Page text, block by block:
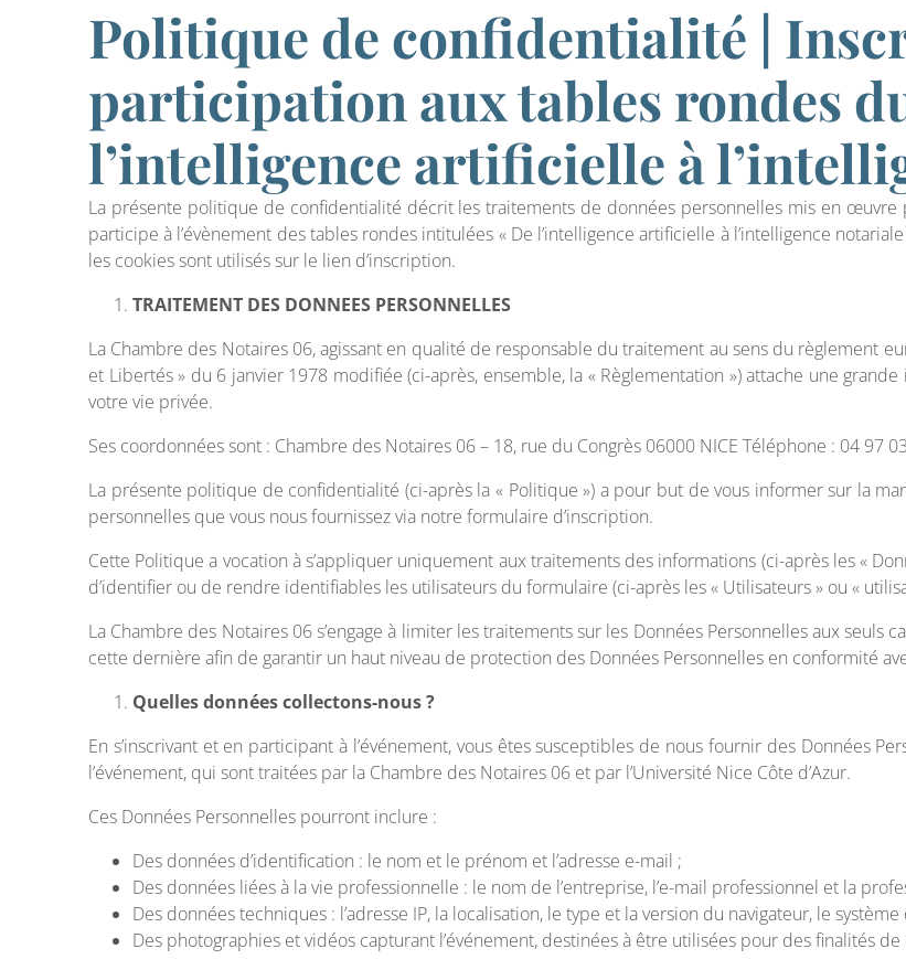
Politique de confidentialité |
participation aux tables rondes
l’intelligence artificielle à
La présente politique de confidentialité décrit les traitements de données personnelles mis en œuvre
participe à l’évènement des tables rondes intitulées « De l’intelligence artificielle à l’intelligence
les cookies sont utilisés sur le lien d’inscription.
TRAITEMENT DES DONNEES PERSONNELLES
La Chambre des Notaires 06, agissant en qualité de responsable du traitement au sens du règlement
et Libertés » du 6 janvier 1978 modifiée (ci-après, ensemble, la « Règlementation ») attache une
votre vie privée.
Ses coordonnées sont : Chambre des Notaires 06 – 18, rue du Congrès 06000 NICE Téléphone : 04 97
La présente politique de confidentialité (ci-après la « Politique ») a pour but de vous informer sur la
personnelles que vous nous fournissez via notre formulaire d’inscription.
Cette Politique a vocation à s’appliquer uniquement aux traitements des informations (ci-après les «
d’identifier ou de rendre identifiables les utilisateurs du formulaire (ci-après les « Utilisateurs » ou «
La Chambre des Notaires 06 s’engage à limiter les traitements sur les Données Personnelles aux
cette dernière afin de garantir un haut niveau de protection des Données Personnelles en conformité
Quelles données collectons-nous ?
En s’inscrivant et en participant à l’événement, vous êtes susceptibles de nous fournir des Données
l’événement, qui sont traitées par la Chambre des Notaires 06 et par l’Université Nice Côte d’Azur.
Ces Données Personnelles pourront inclure :
Des données d’identification : le nom et le prénom et l’adresse e-mail ;
Des données liées à la vie professionnelle : le nom de l’entreprise, l’e-mail professionnel et la
Des données techniques : l’adresse IP, la localisation, le type et la version du navigateur, le
Des photographies et vidéos capturant l’événement, destinées à être utilisées pour des finalités